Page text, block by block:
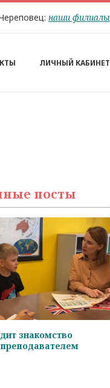
наши филиалы
ЛИЧНЫЙ КАБИНЕТ
посты
Иван Варламов